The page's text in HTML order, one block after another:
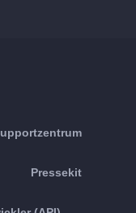
Pressekit